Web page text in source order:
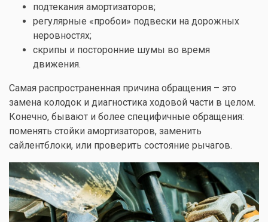
подтекания амортизаторов;
регулярные «пробои» подвески на дорожных
неровностях;
скрипы и посторонние шумы во время
движения.
Самая распространенная причина обращения – это
замена колодок и диагностика ходовой части в целом.
Конечно, бывают и более специфичные обращения:
поменять стойки амортизаторов, заменить
сайлентблоки, или проверить состояние рычагов.